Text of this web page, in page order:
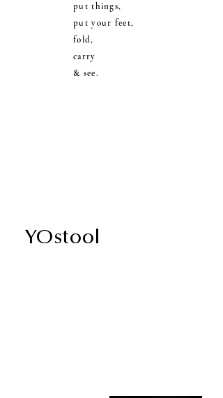
put things,
put your feet,
fold,
carry
& see.
YOstool